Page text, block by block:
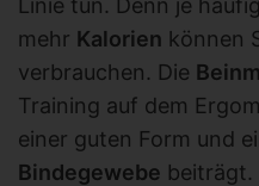
Linie tun. Denn je
mehr Kalorien können
verbrauchen. Die
Training auf dem
einer guten Form und
Bindegewebe beiträgt.